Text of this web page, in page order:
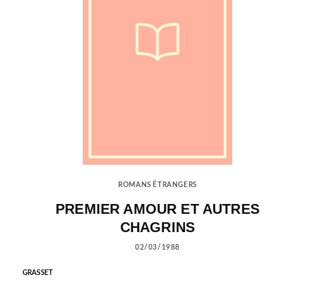
ROMANS ÉTRANGERS
PREMIER AMOUR ET AUTRES
CHAGRINS
02/03/1988
GRASSET